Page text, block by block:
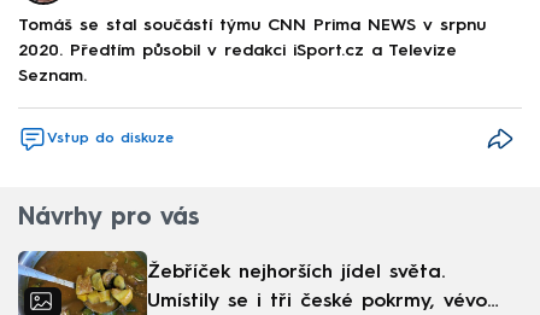
Tomáš se stal součástí týmu CNN Prima NEWS v srpnu
2020. Předtím působil v redakci iSport.cz a Televize
Seznam.
Vstup do diskuze
Návrhy pro vás
Žebříček nejhorších jídel světa.
Umístily se i tři české pokrmy, vévodí